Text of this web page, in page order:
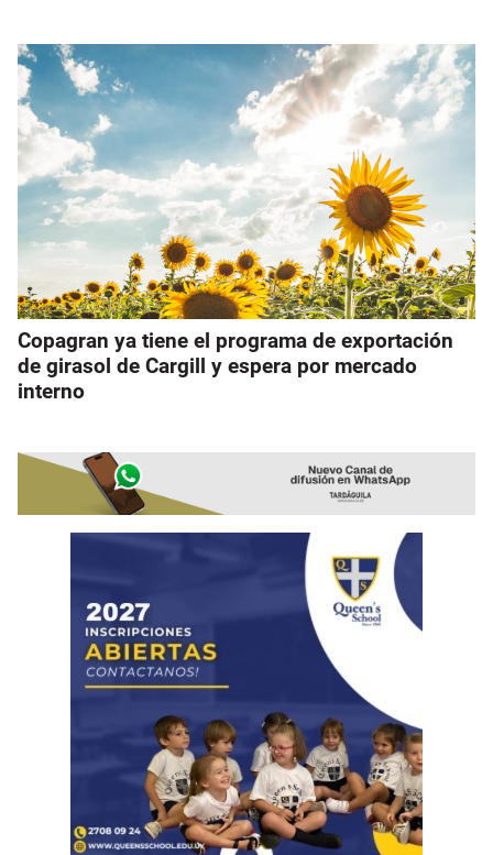
Copagran ya tiene el programa de exportación
de girasol de Cargill y espera por mercado
interno